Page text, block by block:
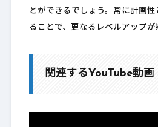
とができるでしょう。常に計画
ることで、更なるレベルアップが
関連するYouTube動画